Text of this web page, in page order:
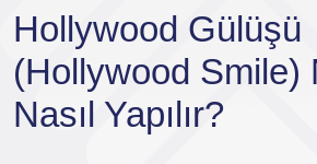
Hollywood Gülüşü
(Hollywood Smile)
Nasıl Yapılır?